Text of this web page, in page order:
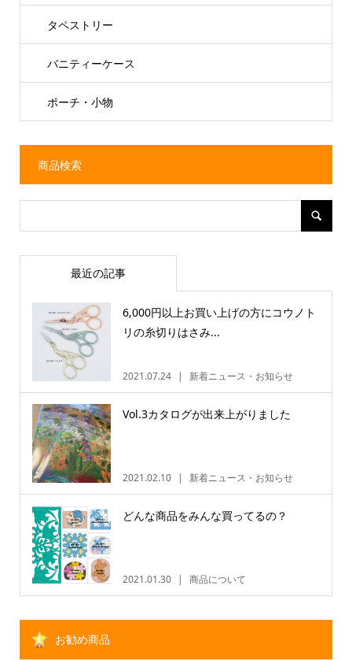
タペストリー
バニティーケース
ポーチ・小物
商品検索
最近の記事
6,000円以上お買い上げの方にコウノト
リの糸切りはさみ...
2021.07.24 新着ニュース・お知らせ
Vol.3カタログが出来上がりました
2021.02.10 新着ニュース・お知らせ
どんな商品をみんな買ってるの？
2021.01.30 商品について
お勧め商品